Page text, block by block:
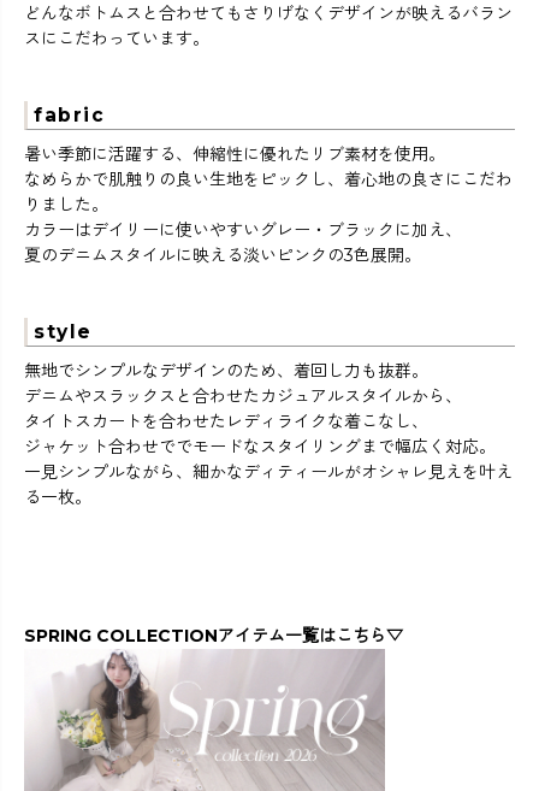
どんなボトムスと合わせてもさりげなくデザインが映えるバラン
スにこだわっています。
fabric
暑い季節に活躍する、伸縮性に優れたリブ素材を使用。
なめらかで肌触りの良い生地をピックし、着心地の良さにこだわ
りました。
カラーはデイリーに使いやすいグレー・ブラックに加え、
夏のデニムスタイルに映える淡いピンクの3色展開。
style
無地でシンプルなデザインのため、着回し力も抜群。
デニムやスラックスと合わせたカジュアルスタイルから、
タイトスカートを合わせたレディライクな着こなし、
ジャケット合わせででモードなスタイリングまで幅広く対応。
一見シンプルながら、細かなディティールがオシャレ見えを叶え
る一枚。
SPRING COLLECTIONアイテム一覧はこちら▽